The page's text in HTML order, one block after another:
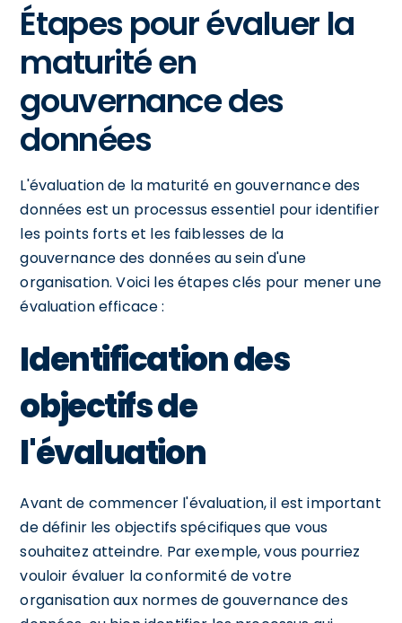
Étapes pour évaluer la
maturité en
gouvernance des
données
L'évaluation de la maturité en gouvernance des
données est un processus essentiel pour identifier
les points forts et les faiblesses de la
gouvernance des données au sein d'une
organisation. Voici les étapes clés pour mener une
évaluation efficace :
Identification des
objectifs de
l'évaluation
Avant de commencer l'évaluation, il est important
de définir les objectifs spécifiques que vous
souhaitez atteindre. Par exemple, vous pourriez
vouloir évaluer la conformité de votre
organisation aux normes de gouvernance des